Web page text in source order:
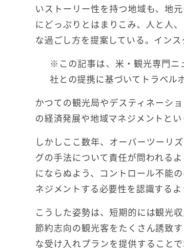
いストーリー性を持つ地域も、地
にどっぷりとはまりこみ、人と人
な過ごし方を提案している。イン
※この記事は、米・観光専門ニ
社との提携に基づいてトラベル
かつての観光局やデスティネーシ
の経済発展や地域マネジメントと
しかしここ数年、オーバーツーリ
グの手法について責任が問われる
にならぬよう、コントロール不能
ネジメントする必要性を認識するよ
こうした姿勢は、短期的には観光
節約志向の観光客をたくさん誘致
な受け入れプランを提供すること